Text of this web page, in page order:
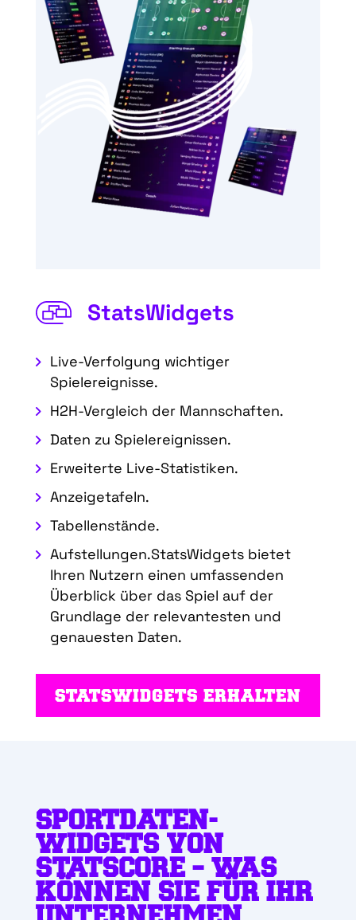
StatsWidgets
Live-Verfolgung wichtiger
Spielereignisse.
H2H-Vergleich der Mannschaften.
Daten zu Spielereignissen.
Erweiterte Live-Statistiken.
Anzeigetafeln.
Tabellenstände.
Aufstellungen.StatsWidgets bietet
Ihren Nutzern einen umfassenden
Überblick über das Spiel auf der
Grundlage der relevantesten und
genauesten Daten.
STATSWIDGETS ERHALTEN
SPORTDATEN-
WIDGETS VON
STATSCORE – WAS
KÖNNEN SIE FÜR IHR